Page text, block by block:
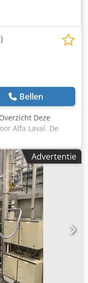
Bellen
Deze
Alfa Laval. De
is nog
de productie
u – 150 hl/u -
- Bedrijfsuren:
Advertentie